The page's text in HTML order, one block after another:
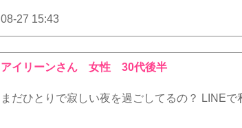
08-27 15:43
アイリーンさん 女性 30代後半
まだひとりで寂しい夜を過ごしてるの？ LINEで